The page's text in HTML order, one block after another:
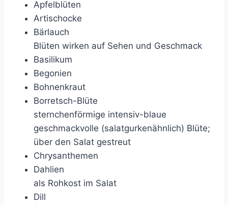
Apfelblüten
Artischocke
Bärlauch
Blüten wirken auf Sehen und Geschmack
Basilikum
Begonien
Bohnenkraut
Borretsch-Blüte
sternchenförmige intensiv-blaue
geschmackvolle (salatgurkenähnlich) Blüte;
über den Salat gestreut
Chrysanthemen
Dahlien
als Rohkost im Salat
Dill